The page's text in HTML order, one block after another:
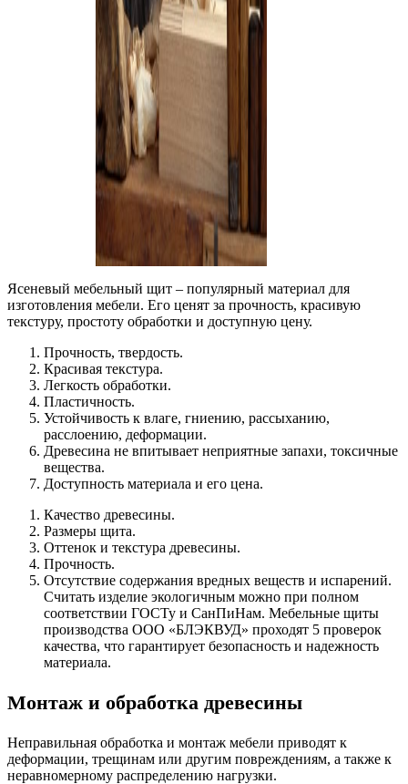
Ясеневый мебельный щит – популярный материал для
изготовления мебели. Его ценят за прочность, красивую
текстуру, простоту обработки и доступную цену.
Прочность, твердость.
Красивая текстура.
Легкость обработки.
Пластичность.
Устойчивость к влаге, гниению, рассыханию,
расслоению, деформации.
Древесина не впитывает неприятные запахи, токсичные
вещества.
Доступность материала и его цена.
Качество древесины.
Размеры щита.
Оттенок и текстура древесины.
Прочность.
Отсутствие содержания вредных веществ и испарений.
Считать изделие экологичным можно при полном
соответствии ГОСТу и СанПиНам. Мебельные щиты
производства ООО «БЛЭКВУД» проходят 5 проверок
качества, что гарантирует безопасность и надежность
материала.
Монтаж и обработка древесины
Неправильная обработка и монтаж мебели приводят к
деформации, трещинам или другим повреждениям, а также к
неравномерному распределению нагрузки.